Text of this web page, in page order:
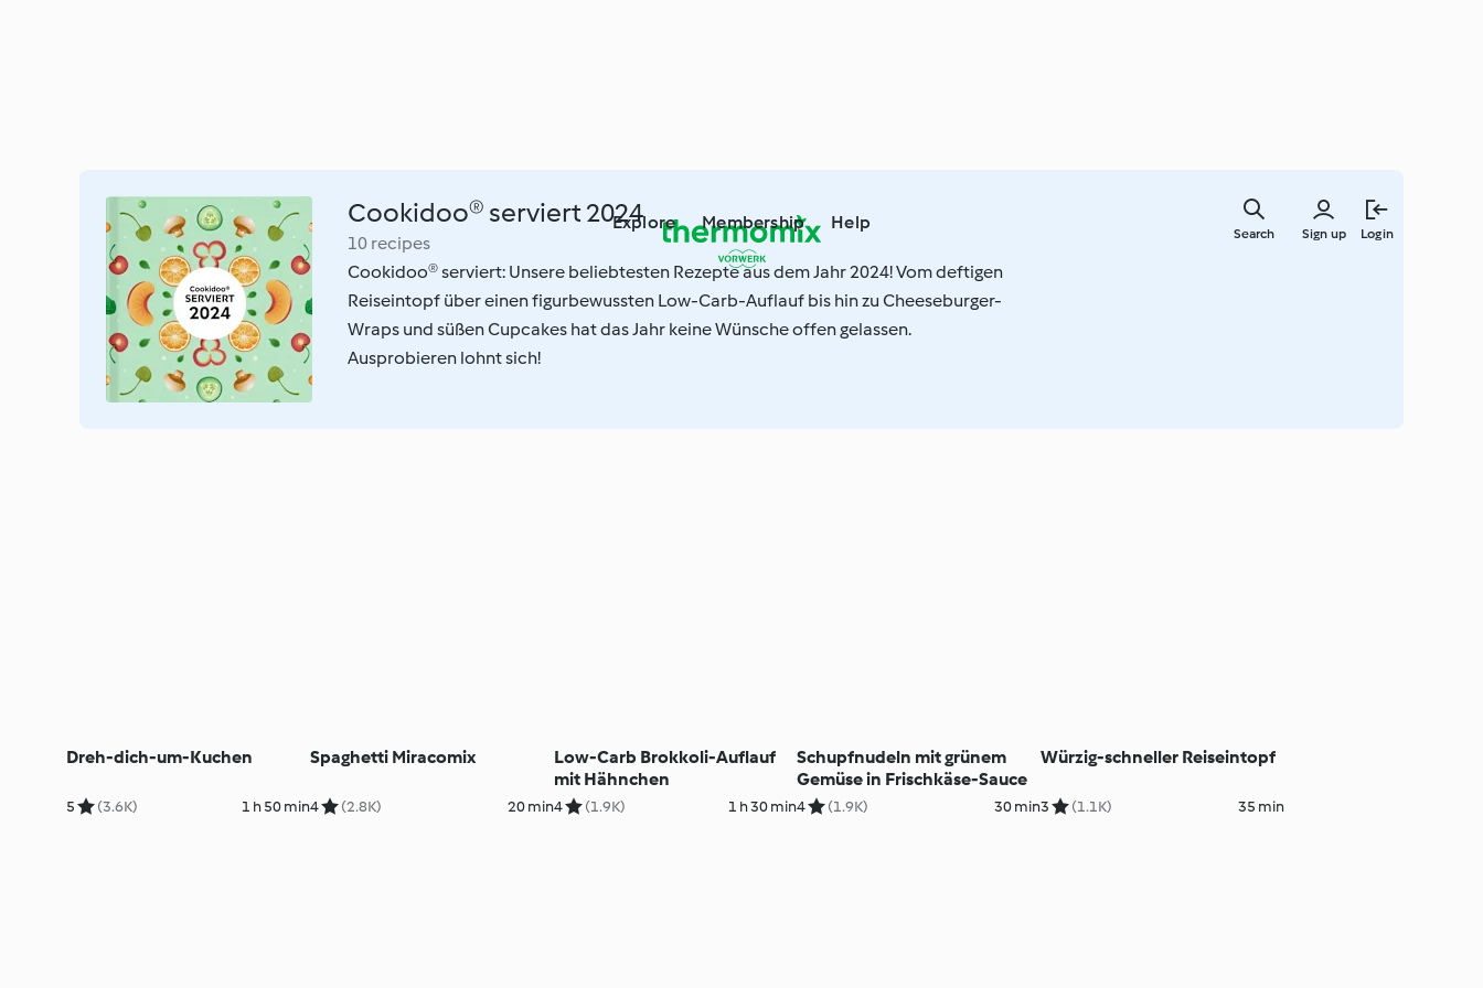
Explore Membership Help
Sign up Login
Search
Cookidoo® serviert 2024
10 recipes
Cookidoo® serviert: Unsere beliebtesten Rezepte aus dem Jahr 2024! Vom deftigen
Reiseintopf über einen figurbewussten Low-Carb-Auflauf bis hin zu Cheeseburger-
Wraps und süßen Cupcakes hat das Jahr keine Wünsche offen gelassen.
Ausprobieren lohnt sich!
Dreh-dich-um-Kuchen
5 (3.6K) 1 h 50 min
Spaghetti Miracomix
4 (2.8K) 20 min
Low-Carb Brokkoli-Auflauf
mit Hähnchen
4 (1.9K) 1 h 30 min
Schupfnudeln mit grünem
Gemüse in Frischkäse-Sauce
4 (1.9K) 30 min
Würzig-schneller Reiseintopf
3 (1.1K) 35 min